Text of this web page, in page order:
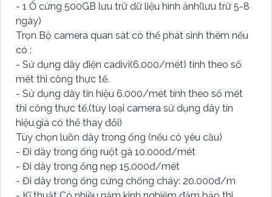
- 1 Ổ cứng 500GB lưu trữ dữ liệu hình ảnh(lưu trữ 5-8
ngày)
Trọn Bộ camera quan sát có thể phát sinh thêm nếu
có :
- Sử dụng dây điện cadivi(6.000/mét) tính theo số
mét thi công thực tế.
- Sử dụng dây tín hiệu 6.000/mét tính theo số mét
thi công thực tế.(tùy loại camera sử dụng dây tín
hiệu,giá có thể thay đổi)
Tùy chọn luồn dây trong ống (nếu có yêu cầu)
- Đi dây trong ống ruột gà 10.000đ/mét
- Đi dây trong ống nẹp 15.000đ/mét
- Đi dây trong ống cứng chống cháy: 20.000đ/m